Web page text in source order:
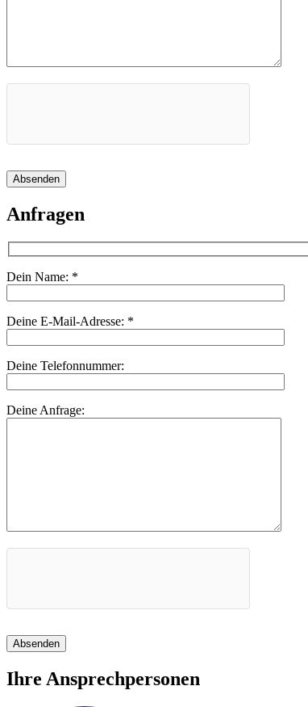
Absenden
Anfragen
Dein Name: *
Deine E-Mail-Adresse: *
Deine Telefonnummer:
Deine Anfrage:
Absenden
Ihre Ansprechpersonen